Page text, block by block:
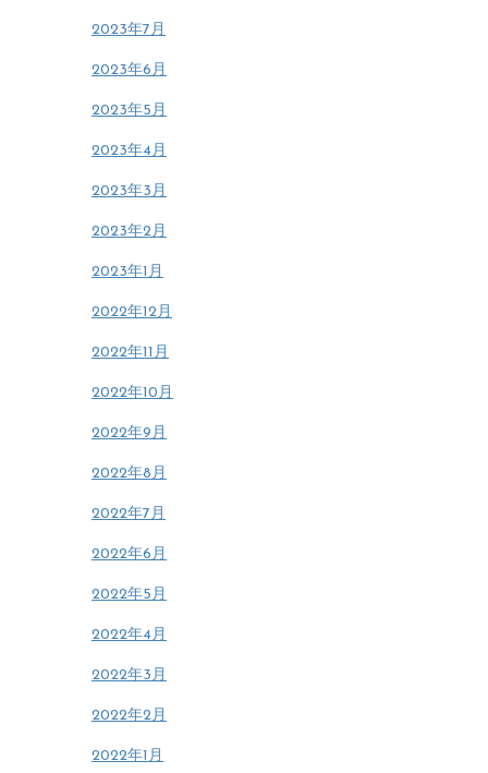
2023年7月
2023年6月
2023年5月
2023年4月
2023年3月
2023年2月
2023年1月
2022年12月
2022年11月
2022年10月
2022年9月
2022年8月
2022年7月
2022年6月
2022年5月
2022年4月
2022年3月
2022年2月
2022年1月